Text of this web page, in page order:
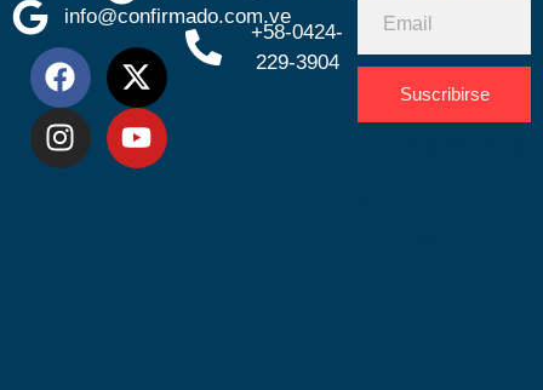
info@confirmado.com.ve
+58-0424-
229-3904
Suscribirse